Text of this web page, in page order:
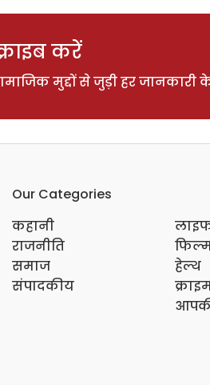
करें
मुद्दों से जुड़ी हर जानकारी
Our Categories
कहानी
राजनीति
समाज
संपादकीय
हेल्थ